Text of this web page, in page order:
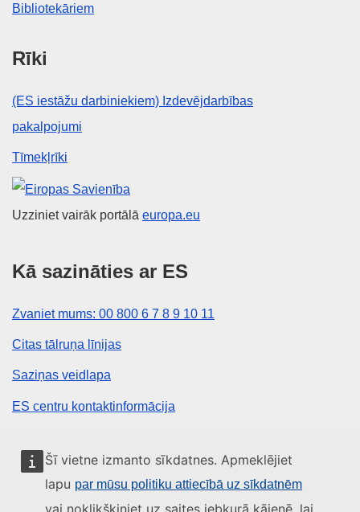
Šī vietne izmanto sīkdatnes. Apmeklējiet
lapu par mūsu politiku attiecībā uz sīkdatnēm
vai noklikšķiniet uz saites jebkurā kājenē, lai
Bibliotekāriem
Rīki
(ES iestāžu darbiniekiem) Izdevējdarbības
pakalpojumi
Tīmekļrīki
Eiropas Savienība
Uzziniet vairāk portālā europa.eu
Kā sazināties ar ES
Zvaniet mums: 00 800 6 7 8 9 10 11
Citas tālruņa līnijas
Saziņas veidlapa
ES centru kontaktinformācija
Sociālie mediji